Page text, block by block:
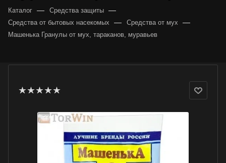
Каталог — Средства защиты —
Средства от бытовых насекомых — Средства от мух —
Машенька Гранулы от мух, тараканов, муравьев